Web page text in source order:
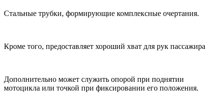
Стальные трубки, формирующие комплексные очертания.
Кроме того, предоставляет хороший хват для рук пассажира
Дополнительно может служить опорой при поднятии
мотоцикла или точкой при фиксировании его положения.